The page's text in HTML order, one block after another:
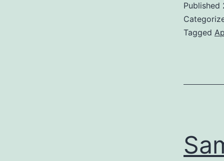
Published
Tagged